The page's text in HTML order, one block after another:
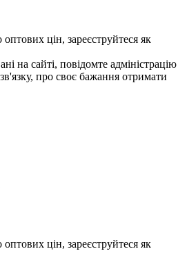
цін, зареєструйтеся як
на сайті, повідомте адміністрацію
про своє бажання отримати
цін, зареєструйтеся як